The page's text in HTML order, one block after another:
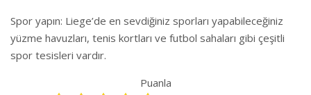
Spor yapın: Liege’de en sevdiğiniz sporları yapabileceğiniz
yüzme havuzları, tenis kortları ve futbol sahaları gibi çeşitli
spor tesisleri vardır.
Puanla